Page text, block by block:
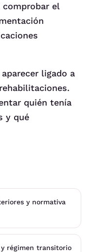
comprobar el
ligado a
quién tenía
y qué
y normativa
régimen transitorio